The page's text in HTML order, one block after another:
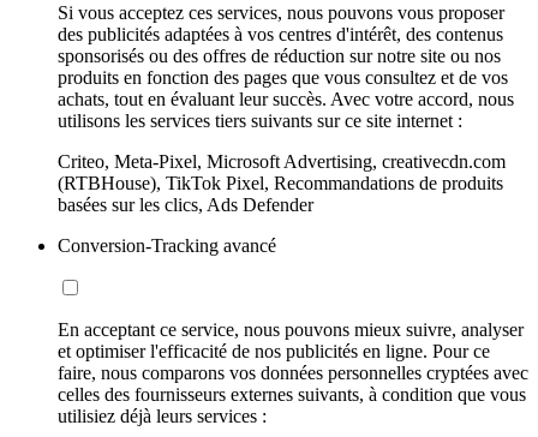
Si vous acceptez ces services, nous pouvons vous proposer
des publicités adaptées à vos centres d'intérêt, des contenus
sponsorisés ou des offres de réduction sur notre site ou nos
produits en fonction des pages que vous consultez et de vos
achats, tout en évaluant leur succès. Avec votre accord, nous
utilisons les services tiers suivants sur ce site internet :
Criteo, Meta-Pixel, Microsoft Advertising, creativecdn.com
(RTBHouse), TikTok Pixel, Recommandations de produits
basées sur les clics, Ads Defender
Conversion-Tracking avancé
En acceptant ce service, nous pouvons mieux suivre, analyser
et optimiser l'efficacité de nos publicités en ligne. Pour ce
faire, nous comparons vos données personnelles cryptées avec
celles des fournisseurs externes suivants, à condition que vous
utilisiez déjà leurs services :